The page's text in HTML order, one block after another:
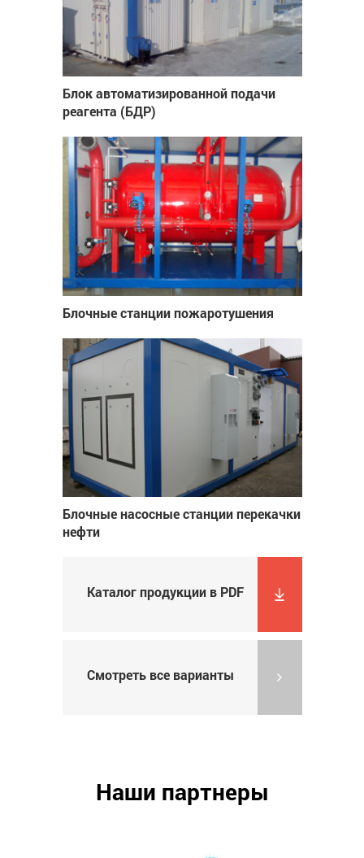
Блок автоматизированной подачи
реагента (БДР)
Блочные станции пожаротушения
Блочные насосные станции перекачки
нефти
Каталог продукции в PDF
Смотреть все варианты
Наши партнеры